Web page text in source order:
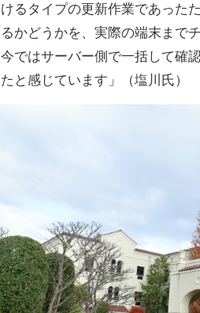
けるタイプの更新作業であった
るかどうかを、実際の端末まで
今ではサーバー側で一括して確
たと感じています」（塩川氏）